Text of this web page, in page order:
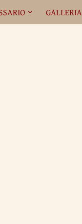
GALLERIA